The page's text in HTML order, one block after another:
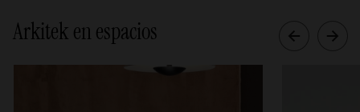
Arkitek en espacios